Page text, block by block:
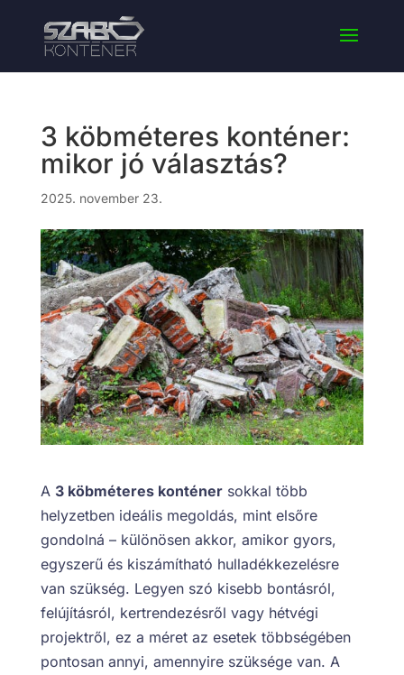
3 köbméteres konténer:
mikor jó választás?
2025. november 23.
A 3 köbméteres konténersokkal több
helyzetben ideális megoldás, mint elsőre
gondolná – különösen akkor, amikor gyors,
egyszerű és kiszámítható hulladékkezelésre
van szükség. Legyen szó kisebb bontásról,
felújításról, kertrendezésről vagy hétvégi
projektről, ez a méret az esetek többségében
pontosan annyi, amennyire szüksége van. A